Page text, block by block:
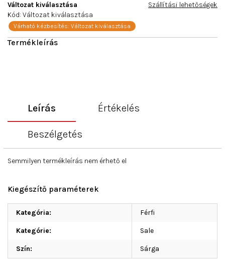
Változat kiválasztása
Várható kézbesítés: Változat kiválasztása
Szállítási lehetőségek
Kód: Változat kiválasztása
Leírás Értékelés
Beszélgetés
Semmilyen termékleírás nem érhető el
Kiegészítő paraméterek
Kategória: Férfi
Kategórie: Sale
Szín: Sárga